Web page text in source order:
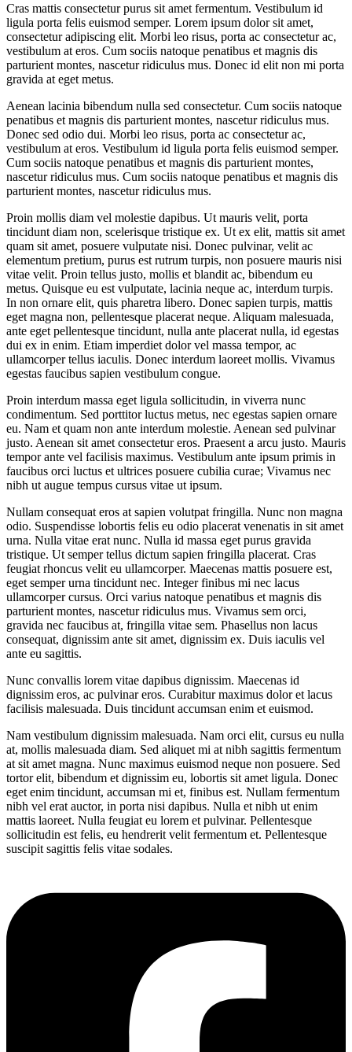
Cras mattis consectetur purus sit amet fermentum. Vestibulum id
ligula porta felis euismod semper. Lorem ipsum dolor sit amet,
consectetur adipiscing elit. Morbi leo risus, porta ac consectetur ac,
vestibulum at eros. Cum sociis natoque penatibus et magnis dis
parturient montes, nascetur ridiculus mus. Donec id elit non mi porta
gravida at eget metus.
Aenean lacinia bibendum nulla sed consectetur. Cum sociis natoque
penatibus et magnis dis parturient montes, nascetur ridiculus mus.
Donec sed odio dui. Morbi leo risus, porta ac consectetur ac,
vestibulum at eros. Vestibulum id ligula porta felis euismod semper.
Cum sociis natoque penatibus et magnis dis parturient montes,
nascetur ridiculus mus. Cum sociis natoque penatibus et magnis dis
parturient montes, nascetur ridiculus mus.
Proin mollis diam vel molestie dapibus. Ut mauris velit, porta
tincidunt diam non, scelerisque tristique ex. Ut ex elit, mattis sit amet
quam sit amet, posuere vulputate nisi. Donec pulvinar, velit ac
elementum pretium, purus est rutrum turpis, non posuere mauris nisi
vitae velit. Proin tellus justo, mollis et blandit ac, bibendum eu
metus. Quisque eu est vulputate, lacinia neque ac, interdum turpis.
In non ornare elit, quis pharetra libero. Donec sapien turpis, mattis
eget magna non, pellentesque placerat neque. Aliquam malesuada,
ante eget pellentesque tincidunt, nulla ante placerat nulla, id egestas
dui ex in enim. Etiam imperdiet dolor vel massa tempor, ac
ullamcorper tellus iaculis. Donec interdum laoreet mollis. Vivamus
egestas faucibus sapien vestibulum congue.
Proin interdum massa eget ligula sollicitudin, in viverra nunc
condimentum. Sed porttitor luctus metus, nec egestas sapien ornare
eu. Nam et quam non ante interdum molestie. Aenean sed pulvinar
justo. Aenean sit amet consectetur eros. Praesent a arcu justo. Mauris
tempor ante vel facilisis maximus. Vestibulum ante ipsum primis in
faucibus orci luctus et ultrices posuere cubilia curae; Vivamus nec
nibh ut augue tempus cursus vitae ut ipsum.
Nullam consequat eros at sapien volutpat fringilla. Nunc non magna
odio. Suspendisse lobortis felis eu odio placerat venenatis in sit amet
urna. Nulla vitae erat nunc. Nulla id massa eget purus gravida
tristique. Ut semper tellus dictum sapien fringilla placerat. Cras
feugiat rhoncus velit eu ullamcorper. Maecenas mattis posuere est,
eget semper urna tincidunt nec. Integer finibus mi nec lacus
ullamcorper cursus. Orci varius natoque penatibus et magnis dis
parturient montes, nascetur ridiculus mus. Vivamus sem orci,
gravida nec faucibus at, fringilla vitae sem. Phasellus non lacus
consequat, dignissim ante sit amet, dignissim ex. Duis iaculis vel
ante eu sagittis.
Nunc convallis lorem vitae dapibus dignissim. Maecenas id
dignissim eros, ac pulvinar eros. Curabitur maximus dolor et lacus
facilisis malesuada. Duis tincidunt accumsan enim et euismod.
Nam vestibulum dignissim malesuada. Nam orci elit, cursus eu nulla
at, mollis malesuada diam. Sed aliquet mi at nibh sagittis fermentum
at sit amet magna. Nunc maximus euismod neque non posuere. Sed
tortor elit, bibendum et dignissim eu, lobortis sit amet ligula. Donec
eget enim tincidunt, accumsan mi et, finibus est. Nullam fermentum
nibh vel erat auctor, in porta nisi dapibus. Nulla et nibh ut enim
mattis laoreet. Nulla feugiat eu lorem et pulvinar. Pellentesque
sollicitudin est felis, eu hendrerit velit fermentum et. Pellentesque
suscipit sagittis felis vitae sodales.